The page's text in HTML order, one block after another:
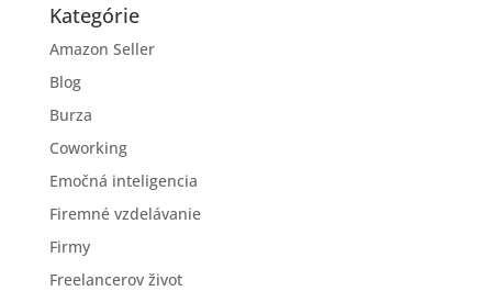
Kategórie
Amazon Seller
Blog
Burza
Coworking
Emočná inteligencia
Firemné vzdelávanie
Firmy
Freelancerov život